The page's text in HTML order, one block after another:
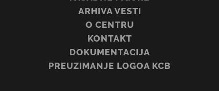
ARHIVA VESTI
O CENTRU
KONTAKT
DOKUMENTACIJA
PREUZIMANJE LOGOA KCB